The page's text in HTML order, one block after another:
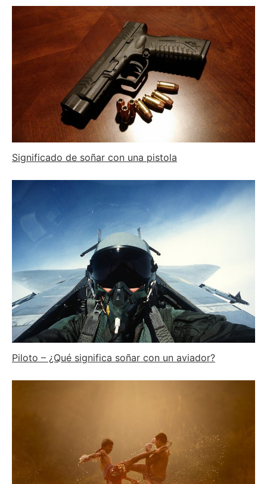
Significado de soñar con una pistola
Piloto – ¿Qué significa soñar con un aviador?